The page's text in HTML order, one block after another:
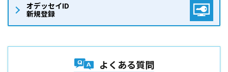
オデッセイID
新規登録
よくある質問